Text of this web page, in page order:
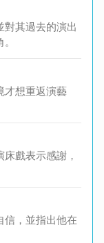
對其過去的演出
才想重返演藝
戲表示感謝，
信，並指出他在